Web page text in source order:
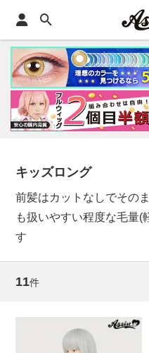
キッズロング
前髪はカットなしでその
も扱いやすい程度な毛量(
す
11件